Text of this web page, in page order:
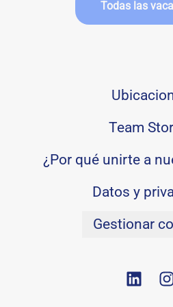
Todas las
Team
¿Por qué unirte a
Datos y
Gestionar